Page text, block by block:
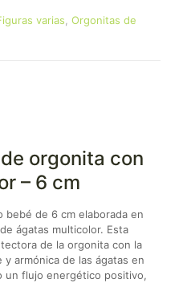
varias, Orgonitas de
orgonita con
– 6 cm
bebé de 6 cm elaborada en
ágatas multicolor. Esta
de la orgonita con la
armónica de las ágatas en
flujo energético positivo,